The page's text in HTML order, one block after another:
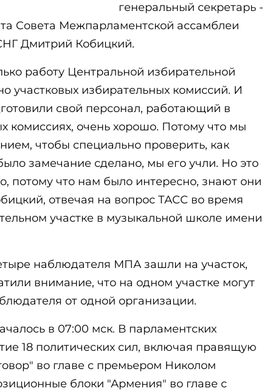
генеральный секретарь -
Совета Межпарламентской ассамблеи
Дмитрий Кобицкий.
работу Центральной избирательной
участковых избирательных комиссий. И
свой персонал, работающий в
комиссиях, очень хорошо. Потому что мы
чтобы специально проверить, как
замечание сделано, мы его учли. Но это
потому что нам было интересно, знают они
отвечая на вопрос ТАСС во время
участке в музыкальной школе имени
наблюдателя МПА зашли на участок,
внимание, что на одном участке могут
от одной организации.
в 07:00 мск. В парламентских
18 политических сил, включая правящую
во главе с премьером Николом
блоки "Армения" во главе с